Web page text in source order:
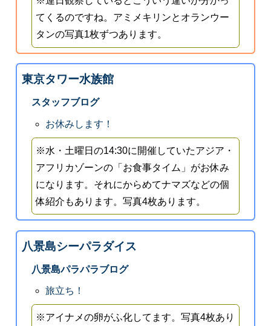
てくるのですね。アミメキリンとオランウー
タンの写真1枚ずつあります。
東京タワー水族館
スタッフブログ
お休みします！
※水・土曜日の14:30に開催していたアジア・
アフリカゾーンの「お食事タイム」がお休み
になります。それにからめてナマズなどの個
体紹介もあります。写真4枚あります。
八景島シーパラダイス
八景島パラパラブログ
旅立ち！
※アイナメの卵がふ化してます。写真4枚あり